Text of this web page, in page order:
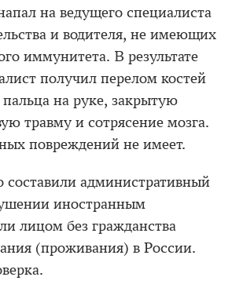
на ведущего специалиста
и водителя, не имеющих
иммунитета. В результате
получил перелом костей
на руке, закрытую
травму и сотрясение мозга.
повреждений не имеет.
составили административный
иностранным
лицом без гражданства
(проживания) в России.